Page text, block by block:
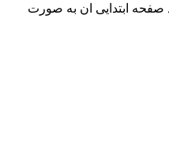
صفحه ابتدایی ان به صورت